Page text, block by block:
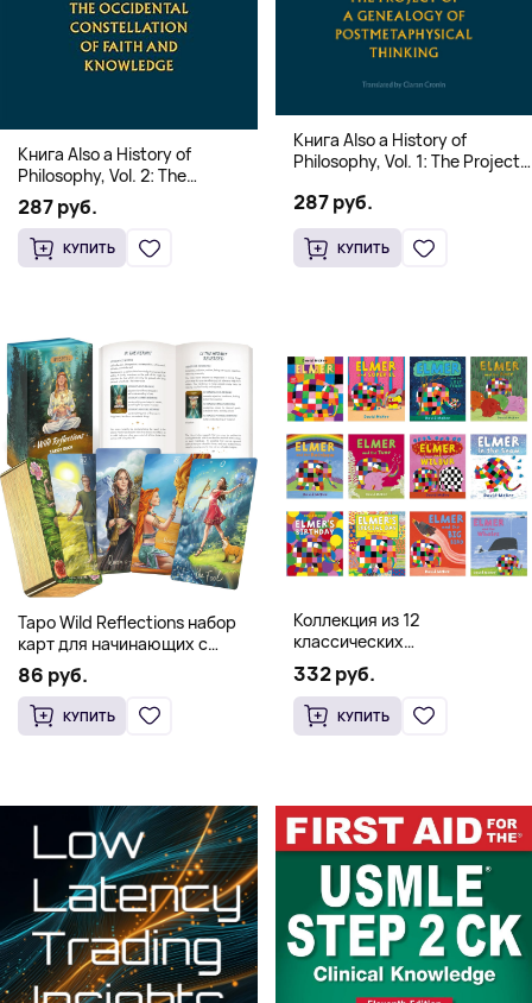
Книга Also a History of
Philosophy, Vol. 2: The
Occidental Constellation of
Faith and Knowledge
(Твердый переплет)
287 руб.
КУПИТЬ
Книга Also a History of
Philosophy, Vol. 1: The Project
Postmetaphysical Thinking
(Твердый переплет)
287 руб.
КУПИТЬ
Таро Wild Reflections набор
карт для начинающих с
книгой (78 карт, золочёные
края)
86 руб.
КУПИТЬ
Коллекция из 12
классических
иллюстрированных книг об
Элмере от Дэвида Макки
332 руб.
КУПИТЬ